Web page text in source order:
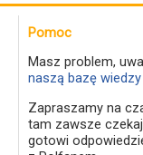
Pomoc
Masz problem,
naszą bazę
Zapraszamy na
tam zawsze
gotowi